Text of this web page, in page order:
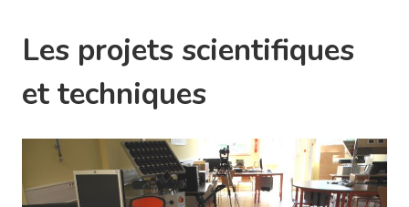
Les projets scientifiques
et techniques